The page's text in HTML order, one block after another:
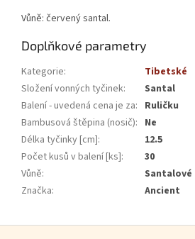
Vůně: červený santal.
Doplňkové parametry
Kategorie:
Tibetské
Složení vonných tyčinek:
Santal
Balení - uvedená cena je za: Ruličku
Bambusová štěpina (nosič): Ne
Délka tyčinky [cm]:
12.5
Počet kusů v balení [ks]:
30
Vůně:
Santalové
Značka: Ancient